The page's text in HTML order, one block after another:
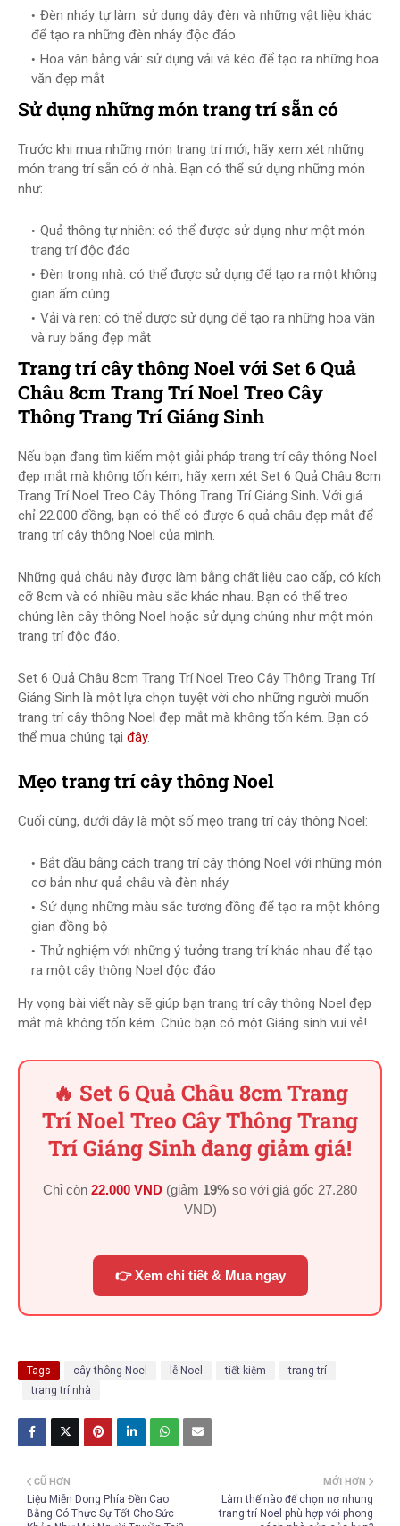
Đèn nháy tự làm: sử dụng dây đèn và những vật liệu khác
để tạo ra những đèn nháy độc đáo
Hoa văn bằng vải: sử dụng vải và kéo để tạo ra những hoa
văn đẹp mắt
Sử dụng những món trang trí sẵn có
Trước khi mua những món trang trí mới, hãy xem xét những
món trang trí sẵn có ở nhà. Bạn có thể sử dụng những món
như:
Quả thông tự nhiên: có thể được sử dụng như một món
trang trí độc đáo
Đèn trong nhà: có thể được sử dụng để tạo ra một không
gian ấm cúng
Vải và ren: có thể được sử dụng để tạo ra những hoa văn
và ruy băng đẹp mắt
Trang trí cây thông Noel với Set 6 Quả
Châu 8cm Trang Trí Noel Treo Cây
Thông Trang Trí Giáng Sinh
Nếu bạn đang tìm kiếm một giải pháp trang trí cây thông Noel
đẹp mắt mà không tốn kém, hãy xem xét Set 6 Quả Châu 8cm
Trang Trí Noel Treo Cây Thông Trang Trí Giáng Sinh. Với giá
chỉ 22.000 đồng, bạn có thể có được 6 quả châu đẹp mắt để
trang trí cây thông Noel của mình.
Những quả châu này được làm bằng chất liệu cao cấp, có kích
cỡ 8cm và có nhiều màu sắc khác nhau. Bạn có thể treo
chúng lên cây thông Noel hoặc sử dụng chúng như một món
trang trí độc đáo.
Set 6 Quả Châu 8cm Trang Trí Noel Treo Cây Thông Trang Trí
Giáng Sinh là một lựa chọn tuyệt vời cho những người muốn
trang trí cây thông Noel đẹp mắt mà không tốn kém. Bạn có
thể mua chúng tại đây.
Mẹo trang trí cây thông Noel
Cuối cùng, dưới đây là một số mẹo trang trí cây thông Noel:
Bắt đầu bằng cách trang trí cây thông Noel với những món
cơ bản như quả châu và đèn nháy
Sử dụng những màu sắc tương đồng để tạo ra một không
gian đồng bộ
Thử nghiệm với những ý tưởng trang trí khác nhau để tạo
ra một cây thông Noel độc đáo
Hy vọng bài viết này sẽ giúp bạn trang trí cây thông Noel đẹp
mắt mà không tốn kém. Chúc bạn có một Giáng sinh vui vẻ!
🔥 Set 6 Quả Châu 8cm Trang
Trí Noel Treo Cây Thông Trang
Trí Giáng Sinh đang giảm giá!
Chỉ còn 22.000 VND (giảm 19% so với giá gốc 27.280
VND)
👉 Xem chi tiết & Mua ngay
Tags cây thông Noel lễ Noel tiết kiệm
trang trí
trang trí nhà
MỚI HƠN
Làm thế nào để chọn nơ nhung
trang trí Noel phù hợp với phong
CŨ HƠN
Liệu Miễn Dong Phía Đền Cao
Bằng Có Thực Sự Tốt Cho Sức